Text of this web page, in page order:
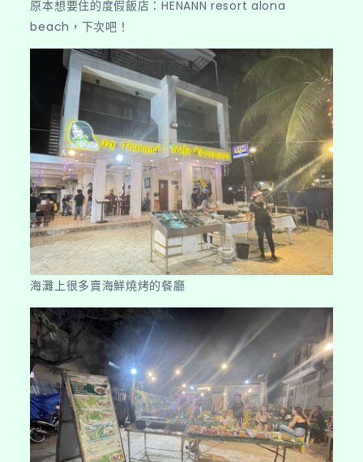
原本想要住的度假飯店：HENANN resort alona
beach，下次吧！
海灘上很多賣海鮮燒烤的餐廳